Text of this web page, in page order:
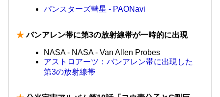
パンスターズ彗星 - PAONavi
★バンアレン帯に第3の放射線帯が一時的に出現
NASA - NASA - Van Allen Probes
アストロアーツ：バンアレン帯に出現した
第3の放射線帯